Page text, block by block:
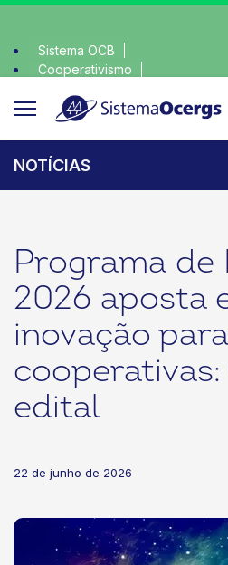
Sistema OCB
Cooperativismo
NOTÍCIAS
Programa de
2026 aposta
inovação para
edital
22 de junho de 2026